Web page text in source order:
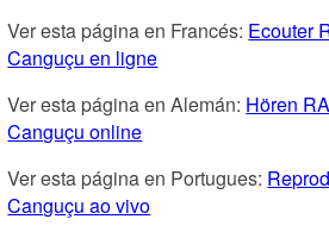
Ver esta página en Francés: Ecouter
Canguçu en ligne
Ver esta página en Alemán: Hören
Canguçu online
Ver esta página en Portugues:
Canguçu ao vivo